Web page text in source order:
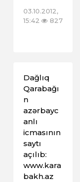
03.10.2012,
15:42
827
Dağlıq
Qarabağı
n
azərbayc
anlı
icmasının
saytı
açılıb:
www.kara
bakh.az